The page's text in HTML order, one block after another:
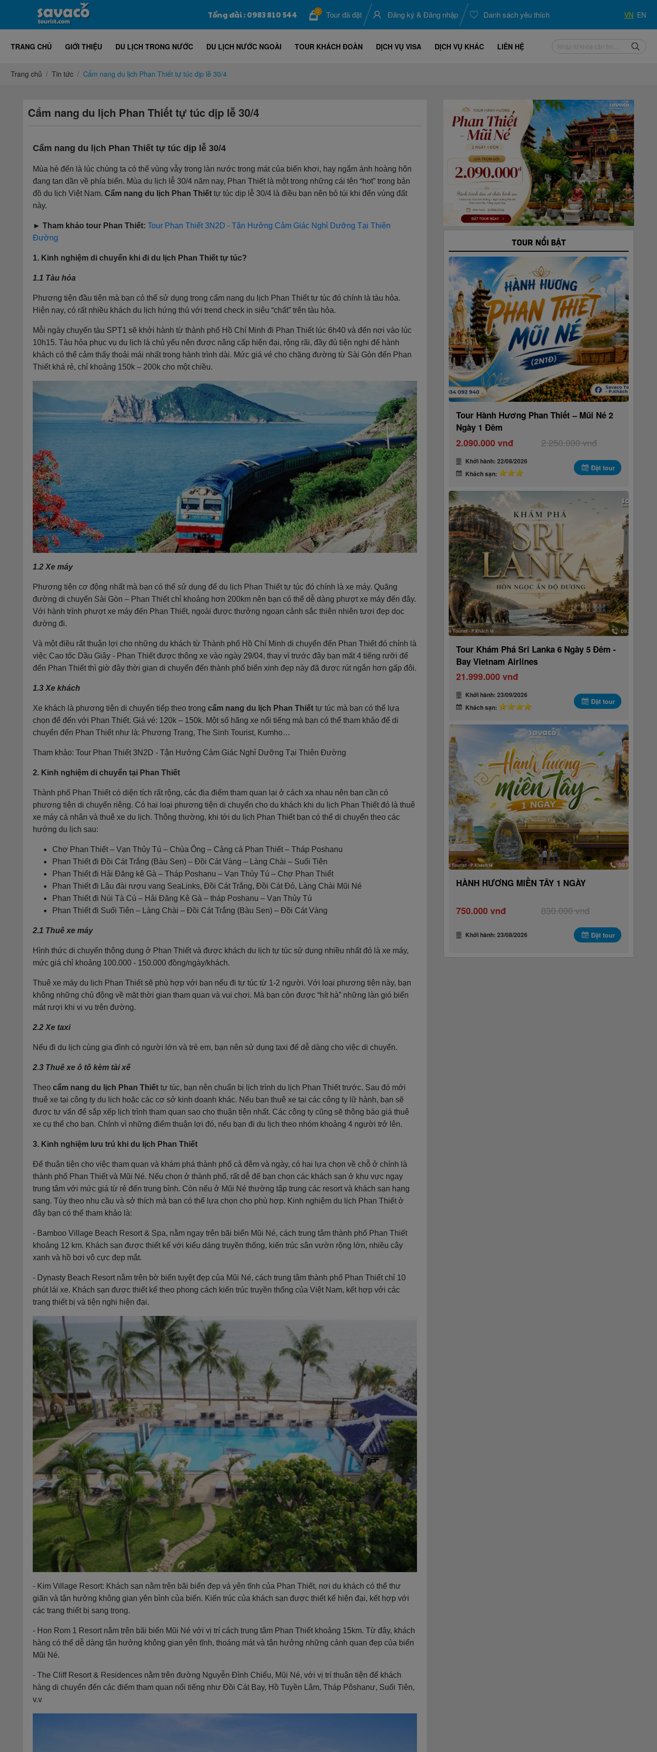
Tổng đài : 0983 810 544 0 Tour đã đặt Đăng ký &Đăng nhập Danh sách yêu thích VN EN
TRANG CHỦ GIỚI THIỆU DU LỊCH TRONG NƯỚC DU LỊCH NƯỚC NGOÀI TOUR KHÁCH ĐOÀN DỊCH VỤ VISA DỊCH VỤ KHÁC LIÊN HỆ
Trang chủ Tin tức Cẩm nang du lịch Phan Thiết tự túc dịp lễ 30/4
Cẩm nang du lịch Phan Thiết tự túc dịp lễ 30/4
Cẩm nang du lịch Phan Thiết tự túc dịp lễ 30/4
Mùa hè đến là lúc chúng ta có thể vùng vẫy trong làn nước trong mát của biển khơi, hay ngắm ánh hoàng hôn
đang tan dần về phía biển. Mùa du lịch lễ 30/4 năm nay, Phan Thiết là một trong những cái tên “hot” trong bản
đồ du lịch Việt Nam. Cẩm nang du lịch Phan Thiết tự túc dịp lễ 30/4 là điều bạn nên bỏ túi khi đến vùng đất
này.
► Tham khảo tour Phan Thiết: Tour Phan Thiết 3N2D - Tận Hưởng Cảm Giác Nghỉ Dưỡng Tại Thiên
Đường
1. Kinh nghiệm di chuyển khi đi du lịch Phan Thiết tự túc?
1.1 Tàu hỏa
Phương tiện đầu tiên mà bạn có thể sử dụng trong cẩm nang du lịch Phan Thiết tự túc đó chính là tàu hỏa.
Hiện nay, có rất nhiều khách du lịch hứng thú với trend check in siêu “chất” trên tàu hỏa.
Mỗi ngày chuyến tàu SPT1 sẽ khởi hành từ thành phố Hồ Chí Minh đi Phan Thiết lúc 6h40 và đến nơi vào lúc
10h15. Tàu hỏa phục vụ du lịch là chủ yếu nên được nâng cấp hiện đại, rộng rãi, đầy đủ tiện nghi để hành
khách có thể cảm thấy thoải mái nhất trong hành trình dài. Mức giá vé cho chặng đường từ Sài Gòn đến Phan
Thiết khá rẻ, chỉ khoảng 150k – 200k cho một chiều.
1.2 Xe máy
Phương tiện cơ động nhất mà bạn có thể sử dụng để du lịch Phan Thiết tự túc đó chính là xe máy. Quãng
đường di chuyển Sài Gòn – Phan Thiết chỉ khoảng hơn 200km nên bạn có thể dễ dàng phượt xe máy đến đây.
Với hành trình phượt xe máy đến Phan Thiết, ngoài được thưởng ngoạn cảnh sắc thiên nhiên tươi đẹp dọc
đường đi.
Và một điều rất thuận lợi cho những du khách từ Thành phố Hồ Chí Minh di chuyển đến Phan Thiết đó chính là
việc Cao tốc Dầu Giây - Phan Thiết được thông xe vào ngày 29/04, thay vì trước đây bạn mất 4 tiếng rưỡi để
đến Phan Thiết thì giờ đây thời gian di chuyển đến thành phố biển xinh đẹp này đã được rút ngắn hơn gấp đôi.
1.3 Xe khách
Xe khách là phương tiện di chuyển tiếp theo trong cẩm nang du lịch Phan Thiết tự túc mà bạn có thể lựa
chọn để đến với Phan Thiết. Giá vé: 120k – 150k. Một số hãng xe nổi tiếng mà bạn có thể tham khảo để di
chuyển đến Phan Thiết như là: Phương Trang, The Sinh Tourist, Kumho…
Tham khảo: Tour Phan Thiết 3N2D - Tận Hưởng Cảm Giác Nghỉ Dưỡng Tại Thiên Đường
2. Kinh nghiệm di chuyển tại Phan Thiết
Thành phố Phan Thiết có diện tích rất rộng, các địa điểm tham quan lại ở cách xa nhau nên bạn cần có
phương tiện di chuyển riêng. Có hai loại phương tiện di chuyển cho du khách khi du lịch Phan Thiết đó là thuê
xe máy cá nhân và thuê xe du lịch. Thông thường, khi tới du lịch Phan Thiết bạn có thể di chuyển theo các
hướng du lịch sau:
Chợ Phan Thiết – Vạn Thủy Tú – Chùa Ông – Cảng cá Phan Thiết – Tháp Poshanu
Phan Thiết đi Đồi Cát Trắng (Bàu Sen) – Đồi Cát Vàng – Làng Chài – Suối Tiên
Phan Thiết đi Hải Đăng kê Gà – Tháp Poshanu – Vạn Thủy Tú – Chợ Phan Thiết
Phan Thiết đi Lâu đài rượu vang SeaLinks, Đồi Cát Trắng, Đồi Cát Đỏ, Làng Chài Mũi Né
Phan Thiết đi Núi Tà Cú – Hải Đăng Kê Gà – tháp Poshanu – Vạn Thủy Tú
Phan Thiết đi Suối Tiên – Làng Chài – Đồi Cát Trắng (Bàu Sen) – Đồi Cát Vàng
2.1 Thuê xe máy
Hình thức di chuyển thông dụng ở Phan Thiết và được khách du lịch tự túc sử dụng nhiều nhất đó là xe máy,
mức giá chỉ khoảng 100.000 - 150.000 đồng/ngày/khách.
Thuê xe máy du lịch Phan Thiết sẽ phù hợp với bạn nếu đi tự túc từ 1-2 người. Với loại phương tiện này, bạn
không những chủ động về mặt thời gian tham quan và vui chơi. Mà bạn còn được “hít hà” những làn gió biển
mát rượi khi vi vu trên đường.
2.2 Xe taxi
Nếu đi du lịch cùng gia đình có người lớn và trẻ em, bạn nên sử dụng taxi để dễ dàng cho việc di chuyển.
2.3 Thuê xe ô tô kèm tài xế
Theo cẩm nang du lịch Phan Thiết tự túc, bạn nên chuẩn bị lịch trình du lịch Phan Thiết trước. Sau đó mới
thuê xe tại công ty du lịch hoặc các cơ sở kinh doanh khác. Nếu bạn thuê xe tại các công ty lữ hành, bạn sẽ
được tư vấn để sắp xếp lịch trình tham quan sao cho thuận tiện nhất. Các công ty cũng sẽ thông báo giá thuê
xe cụ thể cho bạn. Chính vì những điểm thuận lợi đó, nếu bạn đi du lịch theo nhóm khoảng 4 người trở lên.
3. Kinh nghiệm lưu trú khi du lịch Phan Thiết
Để thuận tiện cho việc tham quan và khám phá thành phố cả đêm và ngày, có hai lựa chọn về chỗ ở chính là
thành phố Phan Thiết và Mũi Né. Nếu chọn ở thành phố, rất dễ để bạn chọn các khách sạn ở khu vực ngay
trung tâm với mức giá từ rẻ đến trung bình. Còn nếu ở Mũi Né thường tập trung các resort và khách sạn hạng
sang. Tùy theo nhu cầu và sở thích mà bạn có thể lựa chọn cho phù hợp. Kinh nghiệm du lịch Phan Thiết ở
đây bạn có thể tham khảo là:
- Bamboo Village Beach Resort & Spa, nằm ngay trên bãi biển Mũi Né, cách trung tâm thành phố Phan Thiết
khoảng 12 km. Khách sạn được thiết kế với kiểu dáng truyền thống, kiến trúc sân vườn rộng lớn, nhiều cây
xanh và hồ bơi vô cực đẹp mắt.
- Dynasty Beach Resort nằm trên bờ biển tuyệt đẹp của Mũi Né, cách trung tâm thành phố Phan Thiết chỉ 10
phút lái xe. Khách sạn được thiết kế theo phong cách kiến trúc truyền thống của Việt Nam, kết hợp với các
trang thiết bị và tiện nghi hiện đại.
- Kim Village Resort: Khách sạn nằm trên bãi biển đẹp và yên tĩnh của Phan Thiết, nơi du khách có thể thư
giãn và tận hưởng không gian yên bình của biển. Kiến trúc của khách sạn được thiết kế hiện đại, kết hợp với
các trang thiết bị sang trọng.
- Hon Rom 1 Resort nằm trên bãi biển Mũi Né với vị trí cách trung tâm Phan Thiết khoảng 15km. Từ đây, khách
hàng có thể dễ dàng tận hưởng không gian yên tĩnh, thoáng mát và tận hưởng những cảnh quan đẹp của biển
Mũi Né.
- The Cliff Resort & Residences nằm trên đường Nguyễn Đình Chiểu, Mũi Né, với vị trí thuận tiện để khách
hàng di chuyển đến các điểm tham quan nổi tiếng như Đồi Cát Bay, Hồ Tuyền Lâm, Tháp Pôshanư, Suối Tiên,
v.v
TOUR NỔI BẬT
Tour Hành Hương Phan Thiết – Mũi Né 2
Ngày 1 Đêm
2.090.000 vnđ 2.250.000 vnđ
Khởi hành: 22/08/2026
Khách sạn:
Đặt tour
Tour Khám Phá Sri Lanka 6 Ngày 5 Đêm -
Bay Vietnam Airlines
21.999.000 vnđ
Khởi hành: 23/09/2026
Khách sạn:
Đặt tour
HÀNH HƯƠNG MIỀN TÂY 1 NGÀY
750.000 vnđ 830.000 vnđ
Khởi hành: 23/08/2026 Đặt tour